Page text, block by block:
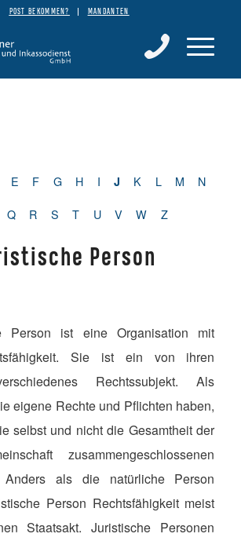
POST BEKOMMEN? MANDANTEN
E F G H I J K L M
N
Q R S T U V W Z
Person
Person ist eine Organisation mit
Sie ist ein von ihren
Rechtssubjekt. Als
eigene Rechte und Pflichten haben,
selbst und nicht die Gesamtheit der
zusammengeschlossenen
Anders als die natürliche Person
Person Rechtsfähigkeit meist
Staatsakt. Juristische Personen